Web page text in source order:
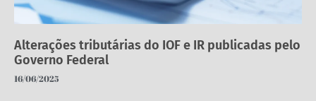
Alterações tributárias do IOF e IR publicadas pelo
Governo Federal
16/06/2025